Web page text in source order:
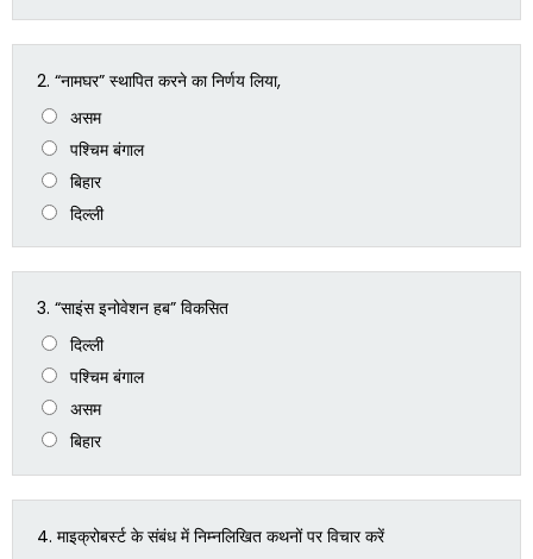
2. “नामघर” स्थापित करने का निर्णय लिया,
असम
पश्चिम बंगाल
बिहार
दिल्ली
3. “साइंस इनोवेशन हब” विकसित
दिल्ली
पश्चिम बंगाल
असम
बिहार
4. माइक्रोबर्स्ट के संबंध में निम्नलिखित कथनों पर विचार करें